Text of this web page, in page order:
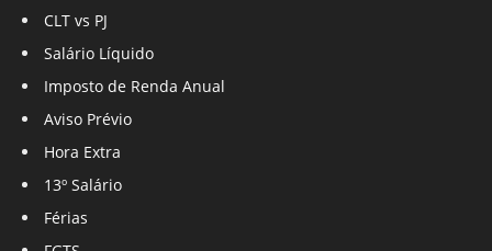
CLT vs PJ
Salário Líquido
Imposto de Renda Anual
Aviso Prévio
Hora Extra
13º Salário
Férias